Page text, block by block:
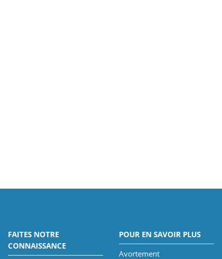
FAITES NOTRE
CONNAISSANCE
POUR EN SAVOIR PLUS
Avortement